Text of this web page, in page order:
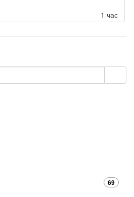
1 час
69